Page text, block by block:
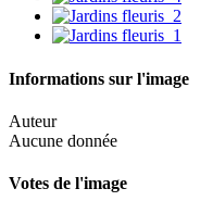
Informations sur l'image
Auteur
Aucune donnée
Votes de l'image